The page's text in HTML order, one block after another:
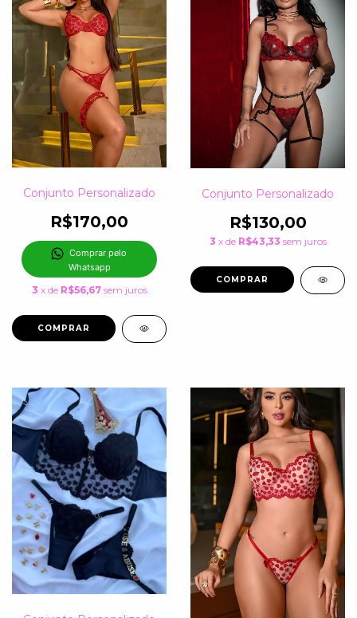
Conjunto Personalizado
R$170,00
Comprar pelo
Whatsapp
3 x de R$56,67 sem juros
COMPRAR
Conjunto Personalizado
R$130,00
3 x de R$43,33 sem juros
COMPRAR